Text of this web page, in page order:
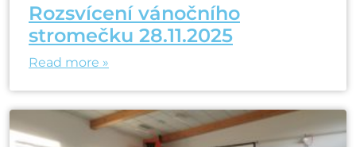
Rozsvícení vánočního
stromečku 28.11.2025
Read more »